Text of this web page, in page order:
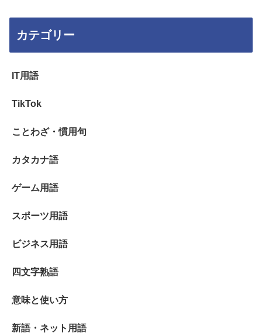
カテゴリー
IT用語
TikTok
ことわざ・慣用句
カタカナ語
ゲーム用語
スポーツ用語
ビジネス用語
四文字熟語
意味と使い方
新語・ネット用語